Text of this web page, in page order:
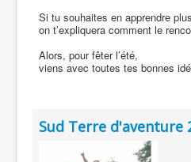
Si tu souhaites en apprendre
on t’expliquera comment le
Alors, pour fêter l’été,
viens avec toutes tes bonnes
Sud Terre d'aventure